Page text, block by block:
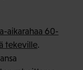
aikarahaa 60-
tekeville.